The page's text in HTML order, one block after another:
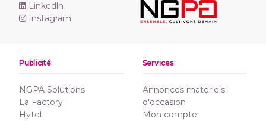
Linkedln
Instagram
Publicité
NGPA Solutions
La Factory
Hytel
Services
Annonces matériels
d'occasion
Mon compte